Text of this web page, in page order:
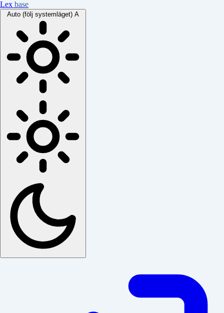
Lex base
Auto (följ systemläget) A